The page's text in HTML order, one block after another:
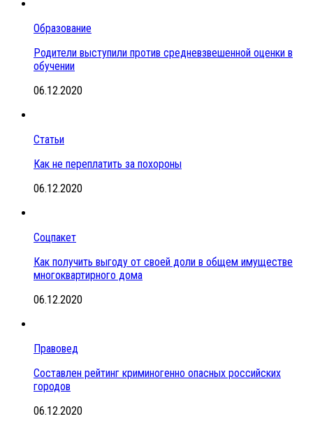
Образование
Родители выступили против средневзвешенной оценки в
обучении
06.12.2020
Статьи
Как не переплатить за похороны
06.12.2020
Соцпакет
Как получить выгоду от своей доли в общем имуществе
многоквартирного дома
06.12.2020
Правовед
Составлен рейтинг криминогенно опасных российских
городов
06.12.2020